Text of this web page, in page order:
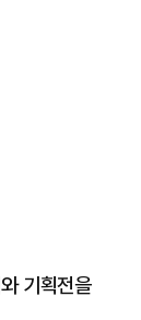
기획전을